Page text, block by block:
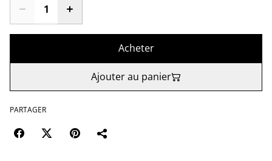
Acheter
Ajouter au panier
PARTAGER